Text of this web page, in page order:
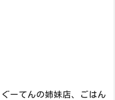
ーてんの姉妹店、ごはん